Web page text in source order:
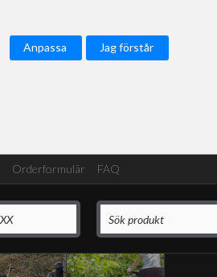
Anpassa Jag förstår
Orderformulär FAQ